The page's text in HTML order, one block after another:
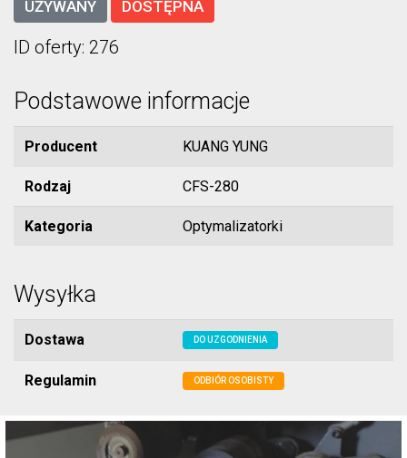
UŻYWANY DOSTĘPNA
ID oferty: 276
Podstawowe informacje
Producent KUANG YUNG
Rodzaj CFS-280
Kategoria Optymalizatorki
Wysyłka
Dostawa DO UZGODNIENIA
Regulamin ODBIÓR OSOBISTY